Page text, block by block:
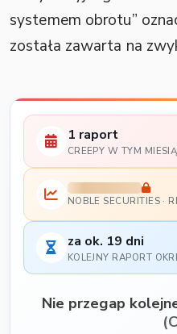
systemem obrotu”
została zawarta na
1 raport
CREEPY W TYM
NOBLE SECURITIES ·
za ok. 19 dni
KOLEJNY RAPORT
Nie przegap